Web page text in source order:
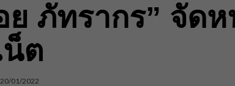
ย ภัทรากร” จัด
น็ต
20/01/2022